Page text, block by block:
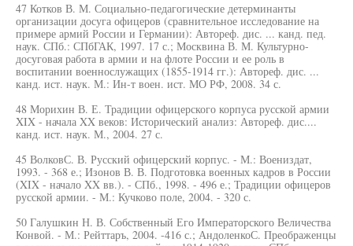
47 Котков В. М. Социально-педагогические детерминанты
организации досуга офицеров (сравнительное исследование на
примере армий России и Германии): Автореф. дис. ... канд. пед.
наук. СПб.: СПбГАК, 1997. 17 с.; Москвина В. М. Культурно-
досуговая работа в армии и на флоте России и ее роль в
воспитании военнослужащих (1855-1914 гг.): Автореф. дис. ...
канд. ист. наук. М.: Ин-т воен. ист. МО РФ, 2008. 34 с.
48 Морихин В. Е. Традиции офицерского корпуса русской армии
XIX - начала XX веков: Исторический анализ: Автореф. дис....
канд. ист. наук. М., 2004. 27 с.
45 ВолковС. В. Русский офицерский корпус. - М.: Воениздат,
1993. - 368 е.; Изонов В. В. Подготовка военных кадров в России
(XIX - начало XX вв.). - СПб., 1998. - 496 е.; Традиции офицеров
русской армии. - М.: Кучково поле, 2004. - 320 с.
50 Галушкин Н. В. Собственный Его Императорского Величества
Конвой. - М.: Рейттаръ, 2004. -416 с.; АндоленкоС. Преображенцы